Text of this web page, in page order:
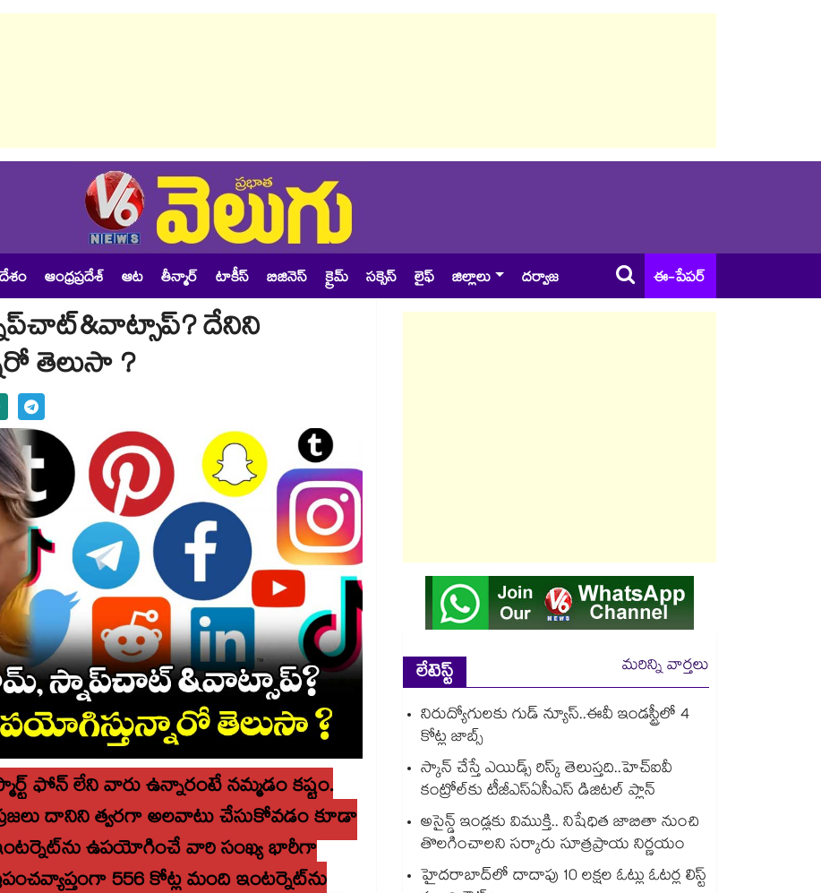
ఆంధ్రప్రదేశ్ ఆట తీన్మార్ టాకీస్ బిజినెస్ క్రైమ్ సక్సెస్ లైఫ్ జిల్లాలు దర్వాజ ఈ-పేపర్
దేనిని
తెలుసా ?
ఫోన్ లేని వారు ఉన్నారంటే నమ్మడం కష్టం.
దానిని త్వరగా అలవాటు చేసుకోవడం కూడా
ఉపయోగించే వారి సంఖ్య భారీగా
556 కోట్ల మంది ఇంటర్నెట్‌ను
లేటెస్ట్
మరిన్ని వార్తలు
నిరుద్యోగులకు గుడ్ న్యూస్..ఈవీ ఇండస్ట్రీలో 4
కోట్ల జాబ్స్
స్కాన్ చేస్తే ఎయిడ్స్ రిస్క్ తెలుస్తది..హెచ్‌‌‌‌‌‌‌‌ఐవీ
కంట్రోల్‌‌‌‌‌‌‌‌కు టీజీఎస్‌‌‌‌‌‌‌‌ఏసీఎస్ డిజిటల్ ప్లాన్
అసైన్డ్ ఇండ్లకు విముక్తి.. నిషేధిత జాబితా నుంచి
తొలగించాలని సర్కారు సూత్రప్రాయ నిర్ణయం
హైదరాబాద్⁫లో దాదాపు 10 లక్షల ఓట్లు ఓటర్ల లిస్ట్